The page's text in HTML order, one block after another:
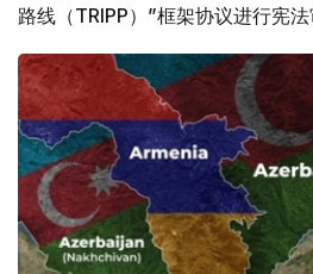
路线（TRIPP）”框架协议进行宪法